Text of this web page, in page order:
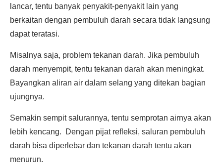
lancar, tentu banyak penyakit-penyakit lain yang
berkaitan dengan pembuluh darah secara tidak langsung
dapat teratasi.
Misalnya saja, problem tekanan darah. Jika pembuluh
darah menyempit, tentu tekanan darah akan meningkat.
Bayangkan aliran air dalam selang yang ditekan bagian
ujungnya.
Semakin sempit salurannya, tentu semprotan airnya akan
lebih kencang. Dengan pijat refleksi, saluran pembuluh
darah bisa diperlebar dan tekanan darah tentu akan
menurun.